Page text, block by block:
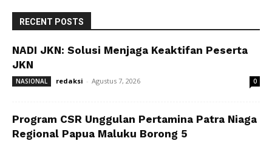
RECENT POSTS
NADI JKN: Solusi Menjaga Keaktifan Peserta
JKN
NASIONAL redaksi - Agustus 7, 2026 0
Program CSR Unggulan Pertamina Patra Niaga
Regional Papua Maluku Borong 5